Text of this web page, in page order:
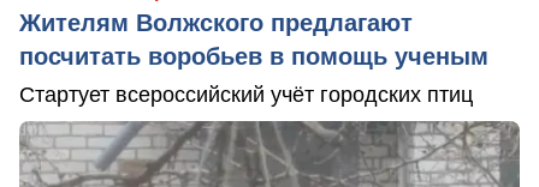
Жителям Волжского предлагают
посчитать воробьев в помощь ученым
Стартует всероссийский учёт городских птиц